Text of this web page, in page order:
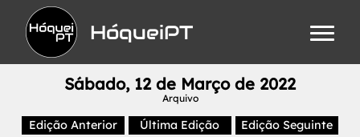
HóqueiPT
Sábado, 12 de Março de 2022
Arquivo
Edição Anterior Última Edição Edição Seguinte